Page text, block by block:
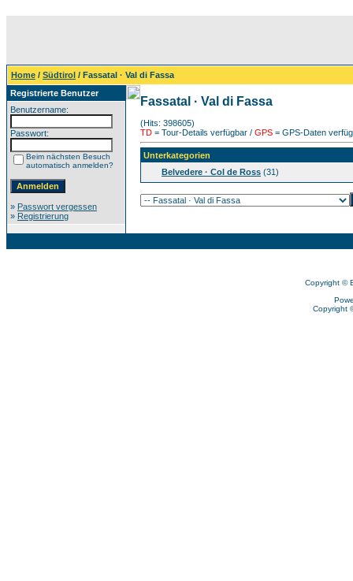
Home / Südtirol / Fassatal · Val di Fassa
Registrierte Benutzer
Benutzername:
Passwort:
Beim nächsten Besuch
automatisch anmelden?
» Passwort vergessen
» Registrierung
Fassatal · Val di Fassa
(Hits: 398605)
TD = Tour-Details verfügbar / GPS = GPS-Daten
Unterkategorien
Belvedere · Col de Ross (31)
Copyright ©
Copyright